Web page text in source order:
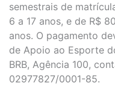
semestrais de
6 a 17 anos, e de R$
anos. O pagamento
de Apoio ao Esporte
BRB, Agência 100,
02977827/0001-85.